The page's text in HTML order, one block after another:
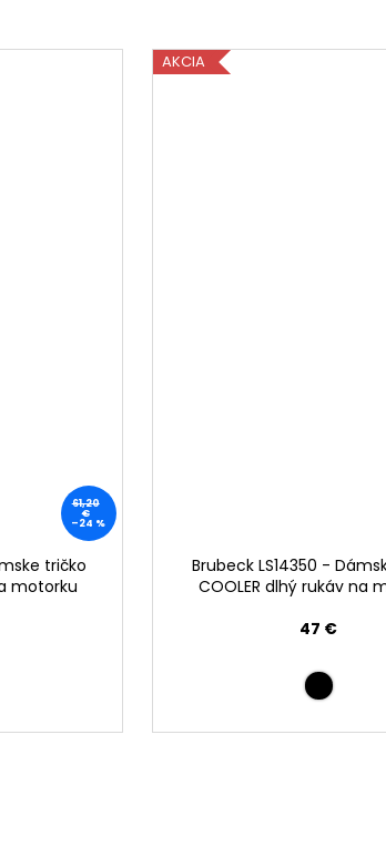
61,20
€
–24 %
tričko
motorku
AKCIA
Brubeck LS14350 -
COOLER dlhý rukáv na
47 €